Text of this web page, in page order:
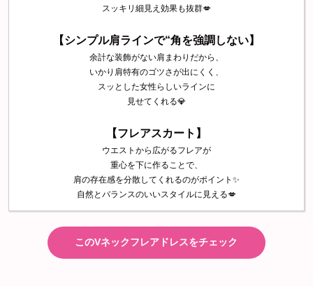
スッキリ細見え効果も抜群💋
【シンプル肩ラインで“角を強調しない】
余計な装飾がない肩まわりだから、
いかり肩特有のゴツさが出にくく、
スッとした女性らしいラインに
見せてくれる💎
【フレアスカート】
ウエストから広がるフレアが
重心を下に作ることで、
肩の存在感を分散してくれるのがポイント✨
自然とバランスのいいスタイルに見える💋
このVネックフレアドレスをチェック